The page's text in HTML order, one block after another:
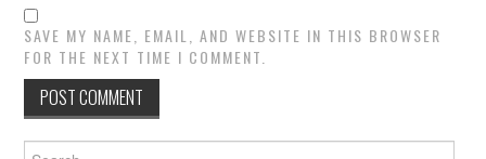
SAVE MY NAME, EMAIL, AND WEBSITE IN THIS BROWSER
FOR THE NEXT TIME I COMMENT.